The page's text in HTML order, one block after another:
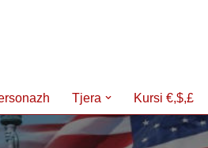
Tjera Kursi €,$,£